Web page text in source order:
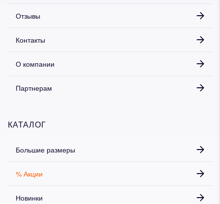
Отзывы
Контакты
О компании
Партнерам
КАТАЛОГ
Большие размеры
% Акции
Новинки